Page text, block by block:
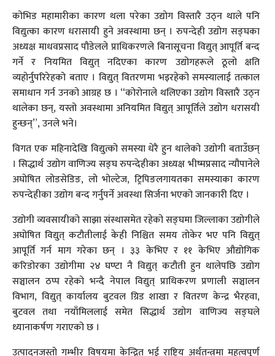
कोभिड महामारीका कारण थला परेका उद्योग विस्तारै उठ्न थाले पनि
विद्युत्का कारण धरासायी हुने अवस्थामा छन् । रुपन्देही उद्योग सङ्घका
अध्यक्ष माधवप्रसाद पौडेलले प्राधिकरणले बिनासूचना विद्युत् आपूर्ति बन्द
गर्ने र नियमित विद्युत् नदिएका कारण उद्योगहरूले ठूलो क्षति
व्यहोर्नुपरिरेहको बताए । विद्युत् वितरणमा भइरहेको समस्यालाई तत्काल
समाधान गर्न उनको आग्रह छ । “कोरोनाले थलिएका उद्योग विस्तारै उठ्न
थालेका छन्, यस्तो अवस्थामा अनियमित विद्युत् आपूर्तिले उद्योग धरासयी
हुन्छन्”, उनले भने।
विगत एक महिनादेखि विद्युत्को समस्या धेरै हुन थालेको उद्योगी बताउँछन्
। सिद्धार्थ उद्योग वाणिज्य सङ्घ रुपन्देहीका अध्यक्ष भीष्मप्रसाद न्यौपानेले
अघोषित लोडसेडिङ, लो भोल्टेज, ट्रिपिङलगायतका समस्याका कारण
रुपन्देहीका उद्योग बन्द गर्नुपर्ने अवस्था सिर्जना भएको जानकारी दिए ।
उद्योगी व्यवसायीको साझा संस्थासमेत रहेको सङ्घमा जिल्लाका उद्योगीले
अघोषित विद्युत् कटौतीलाई केही निश्चित समय तोकेर भए पनि विद्युत्
आपूर्ति गर्न माग गरेका छन् । ३३ केभिए र ११ केभिए औद्योगिक
करिडोरका उद्योगीमा २४ घण्टा नै विद्युत् कटौती हुन थालेपछि उद्योग
सञ्चालन ठप्प रहेको भन्दै नेपाल विद्युत् प्राधिकरण प्रणाली सञ्चालन
विभाग, विद्युत् कार्यालय बुटवल ग्रिड शाखा र वितरण केन्द्र भैरहवा,
बुटवल तथा नयाँमिललाई समेत सिद्धार्थ उद्योग वाणिज्य सङ्घले
ध्यानाकर्षण गराएको छ ।
उत्पादनजस्तो गम्भीर विषयमा केन्द्रित भई राष्ट्रिय अर्थतन्त्रमा महत्वपूर्ण